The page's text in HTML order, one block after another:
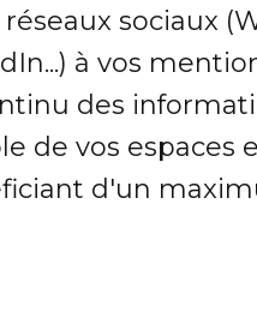
sociaux
à vos
des
de vos espaces
d'un